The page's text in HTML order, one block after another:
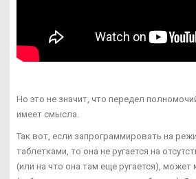
Но это не значит, что передел
имеет смысла.
Так вот, если запрограммировать на
таблетками, то она не ругается на
(или на что она там еще ругается),